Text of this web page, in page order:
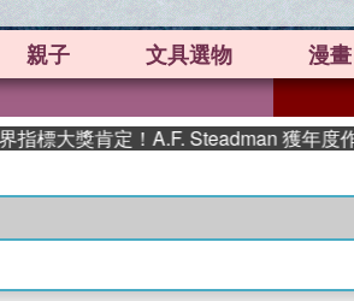
親子 文具選物 漫畫
標大獎肯定！A.F. Steadman 獲年度作